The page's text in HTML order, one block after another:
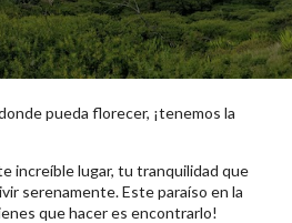
pueda florecer, ¡tenemos la
increíble lugar, tu tranquilidad que
serenamente. Este paraíso en la
que hacer es encontrarlo!